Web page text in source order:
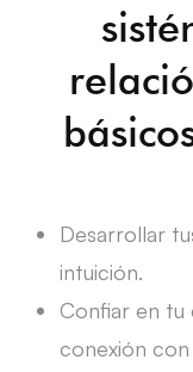
Desarrollar
intuición.
Confiar en tu
conexión